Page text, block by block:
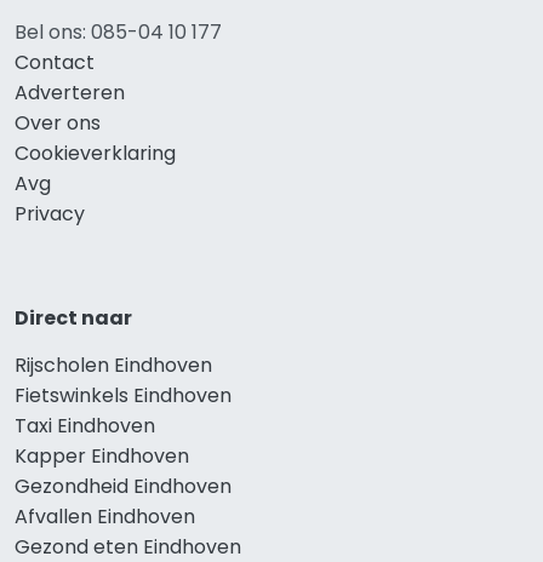
Bel ons: 085-04 10 177
Contact
Adverteren
Over ons
Cookieverklaring
Avg
Privacy
Direct naar
Rijscholen Eindhoven
Fietswinkels Eindhoven
Taxi Eindhoven
Kapper Eindhoven
Gezondheid Eindhoven
Afvallen Eindhoven
Gezond eten Eindhoven